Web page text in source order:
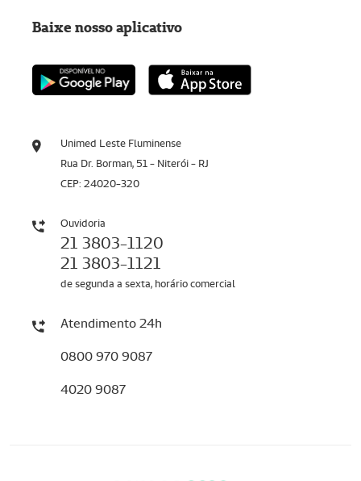
Unimed Leste Fluminense
Rua Dr. Borman, 51 - Niterói - RJ
CEP: 24020-320
Ouvidoria
21 3803-1120
21 3803-1121
de segunda a sexta, horário comercial
Atendimento 24h
0800 970 9087
4020 9087
Baixe nosso aplicativo